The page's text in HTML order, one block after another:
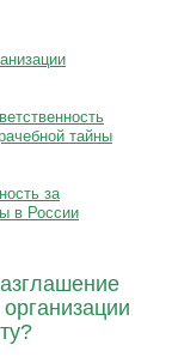
тайны
за
в России